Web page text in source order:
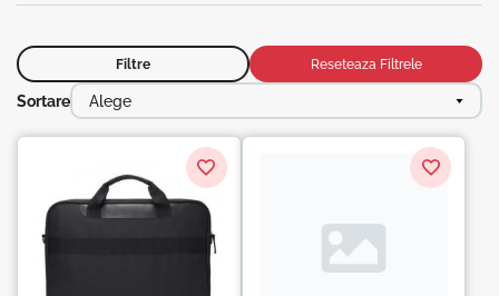
Filtre Reseteaza Filtrele
Sortare Alege